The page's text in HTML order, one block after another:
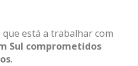
está a trabalhar com
Sul comprometidos
.